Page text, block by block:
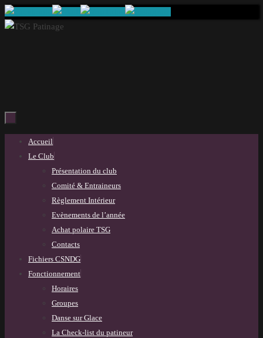
Passer
au
Passer
Accueil
Le Club
Présentation du club
Comité & Entraineurs
Règlement Intérieur
Evènements de l’année
Achat polaire TSG
Contacts
Fichiers CSNDG
Fonctionnement
Horaires
Groupes
Danse sur Glace
La Check-list du patineur